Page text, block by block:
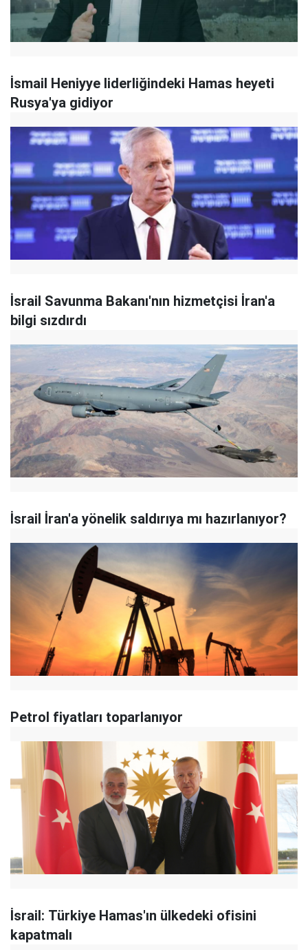
İsmail Heniyye liderliğindeki Hamas heyeti
Rusya'ya gidiyor
İ srail Savunma Bakanı'nın hizmetçisi İran'a
bilgi sızdırdı
İsrail İran'a yönelik saldırıya mı hazırlanıyor?
Petrol fiyatları toparlanıyor
İsrail: Türkiye Hamas'ın ülkedeki ofisini
kapatmalı